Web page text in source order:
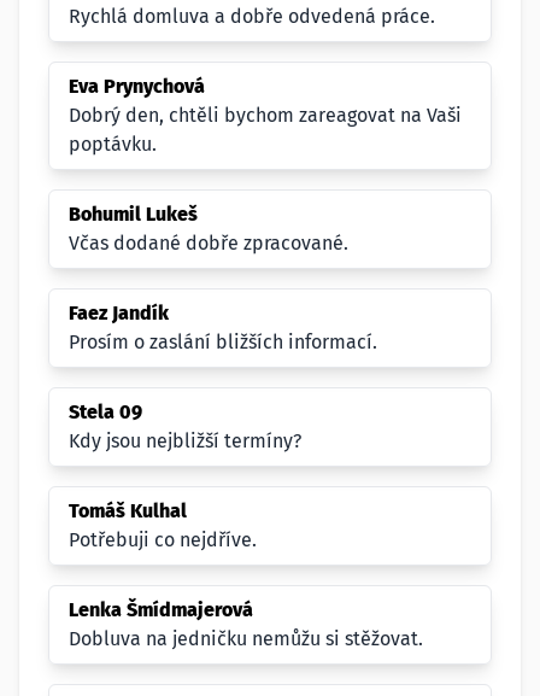
Rychlá domluva a dobře odvedená práce.
Eva Prynychová
Dobrý den, chtěli bychom zareagovat na Vaši
poptávku.
Bohumil Lukeš
Včas dodané dobře zpracované.
Faez Jandík
Prosím o zaslání bližších informací.
Stela 09
Kdy jsou nejbližší termíny?
Tomáš Kulhal
Potřebuji co nejdříve.
Lenka Šmídmajerová
Dobluva na jedničku nemůžu si stěžovat.